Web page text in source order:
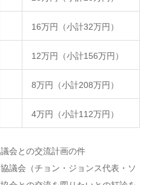
16万円（小計32万円）
12万円（小計156万円）
8万円（小計208万円）
4万円（小計112万円）
会との交流計画の件
議会（チョン・ジョンス代表・ソ